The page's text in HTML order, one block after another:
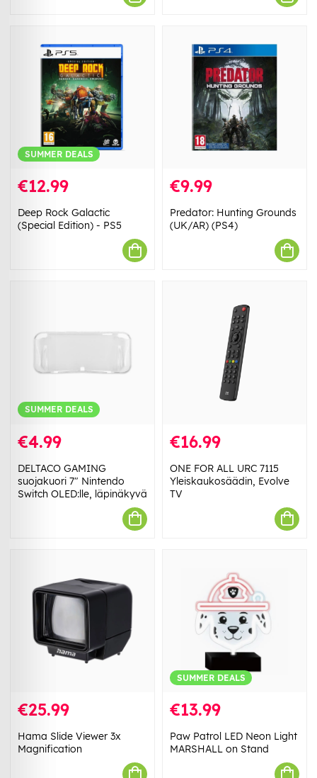
SUMMER DEALS
€12.99
Deep Rock Galactic
(Special Edition) - PS5
€9.99
Predator: Hunting Grounds
(UK/AR) (PS4)
SUMMER DEALS
€4.99
DELTACO GAMING
suojakuori 7" Nintendo
Switch OLED:lle, läpinäkyvä
€16.99
ONE FOR ALL URC 7115
Yleiskaukosäädin, Evolve
TV
€25.99
Hama Slide Viewer 3x
Magnification
SUMMER DEALS
€13.99
Paw Patrol LED Neon Light
MARSHALL on Stand